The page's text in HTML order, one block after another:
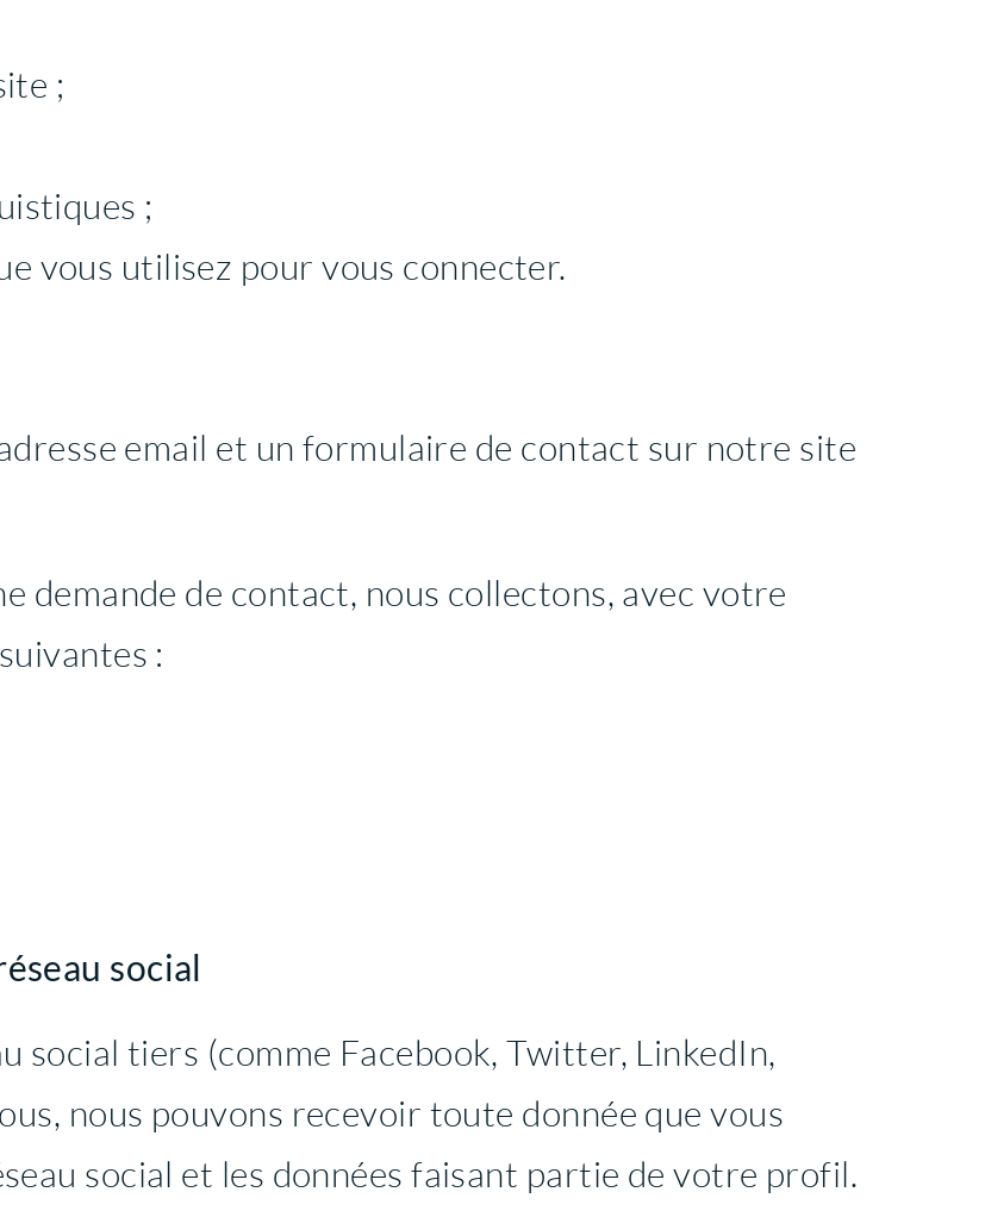
;
;
vous utilisez pour vous connecter.
email et un formulaire de contact sur notre site
demande de contact, nous collectons, avec votre
:
social
social tiers (comme Facebook, Twitter, LinkedIn,
nous pouvons recevoir toute donnée que vous
social et les données faisant partie de votre profil.